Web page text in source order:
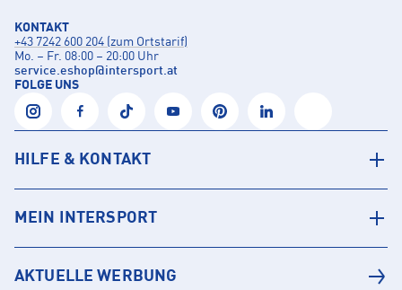
KONTAKT
+43 7242 600 204 (zum Ortstarif)
Mo. – Fr. 08:00 – 20:00 Uhr
service.eshop@intersport.at
FOLGE UNS
HILFE & KONTAKT
MEIN INTERSPORT
AKTUELLE WERBUNG